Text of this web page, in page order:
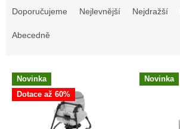
Doporučujeme Nejlevnější Nejdražší
Abecedně
V Novinka
Dotace až 60%
Novinka